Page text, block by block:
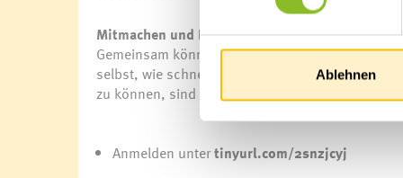
Ablehnen
Mitmachen und Engagement zeigen
Gemeinsam können wir für ein summendes
selbst, wie schnell die Natur zurückkehren
zu können, sind in der Bürgerservice-Stelle der
Anmelden untertinyurl.com/2snzjcyj